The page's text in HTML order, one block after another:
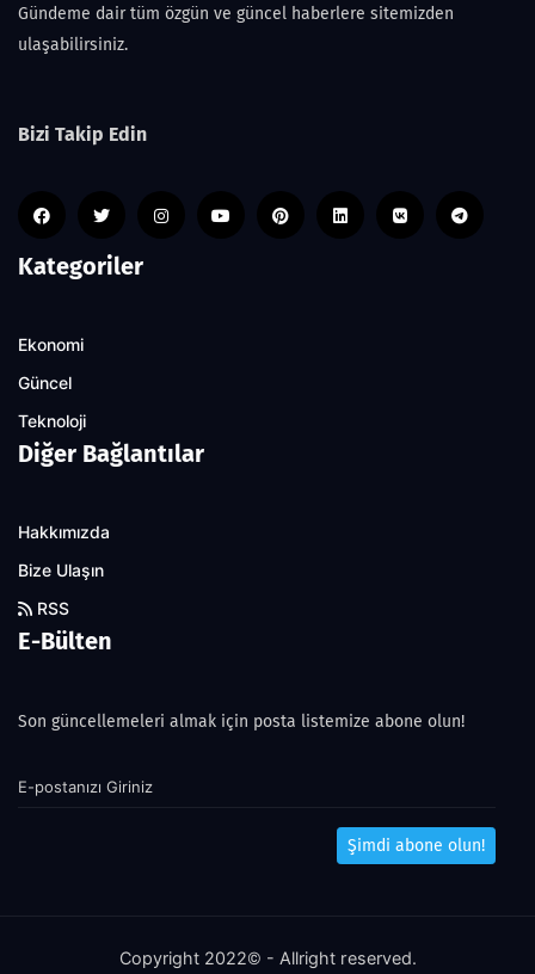
Gündeme dair tüm özgün ve güncel haberlere sitemizden
ulaşabilirsiniz.
Bizi Takip Edin
Kategoriler
Ekonomi
Güncel
Teknoloji
Diğer Bağlantılar
Hakkımızda
Bize Ulaşın
RSS
E-Bülten
Son güncellemeleri almak için posta listemize abone olun!
Şimdi abone olun!
Copyright 2022© - Allright reserved.